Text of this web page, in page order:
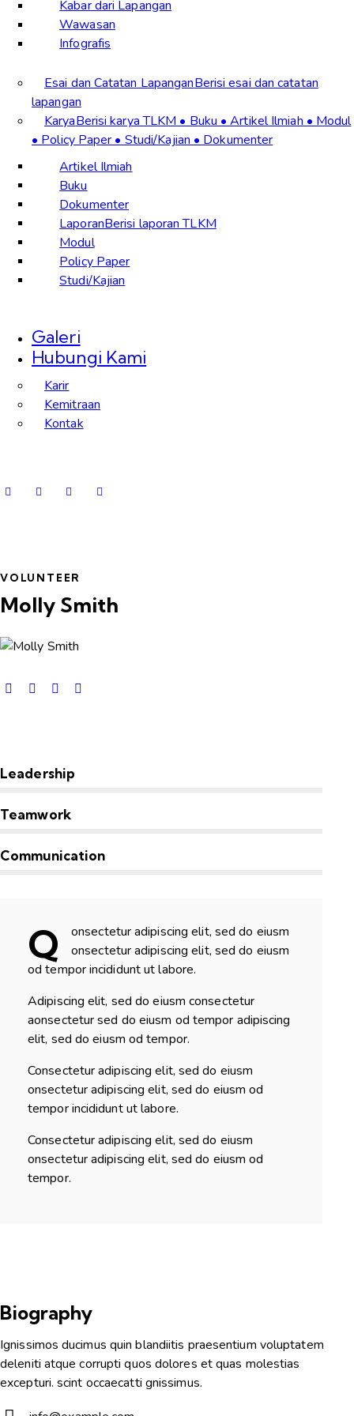
Kabar dari Lapangan
Wawasan
Infografis
Esai dan Catatan LapanganBerisi esai dan catatan
lapangan
KaryaBerisi karya TLKM • Buku • Artikel Ilmiah • Modul
• Policy Paper • Studi/Kajian • Dokumenter
Artikel Ilmiah
Buku
Dokumenter
LaporanBerisi laporan TLKM
Modul
Policy Paper
Studi/Kajian
Galeri
Hubungi Kami
Karir
Kemitraan
Kontak
VOLUNTEER
Molly Smith
Leadership
Teamwork
Communication
Q
onsectetur adipiscing elit, sed do eiusm
onsectetur adipiscing elit, sed do eiusm
od tempor incididunt ut labore.
Adipiscing elit, sed do eiusm consectetur
aonsectetur sed do eiusm od tempor adipiscing
elit, sed do eiusm od tempor.
Consectetur adipiscing elit, sed do eiusm
onsectetur adipiscing elit, sed do eiusm od
tempor incididunt ut labore.
Consectetur adipiscing elit, sed do eiusm
onsectetur adipiscing elit, sed do eiusm od
tempor.
Biography
Ignissimos ducimus quin blandiitis praesentium voluptatem
deleniti atque corrupti quos dolores et quas molestias
excepturi. scint occaecatti gnissimus.